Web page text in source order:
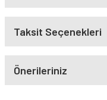
Taksit Seçenekleri
Önerileriniz